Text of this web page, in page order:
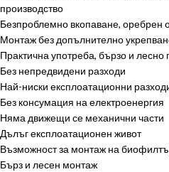
производство
Безпроблемно вкопаване, оребрен
Монтаж без допълнително
Практична употреба, бързо и
Без непредвидени разходи
Най-ниски експлоатационни
Без консумация на електроенергия
Няма движещи се механични части
Дълъг експлоатационен живот
Възможност за монтаж на
Бърз и лесен монтаж